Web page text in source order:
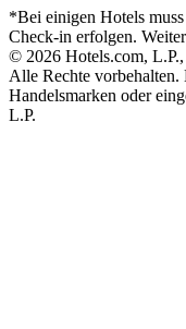
*Bei einigen Hotels
Check-in erfolgen.
© 2026 Hotels.com,
Alle Rechte
Handelsmarken oder
L.P.